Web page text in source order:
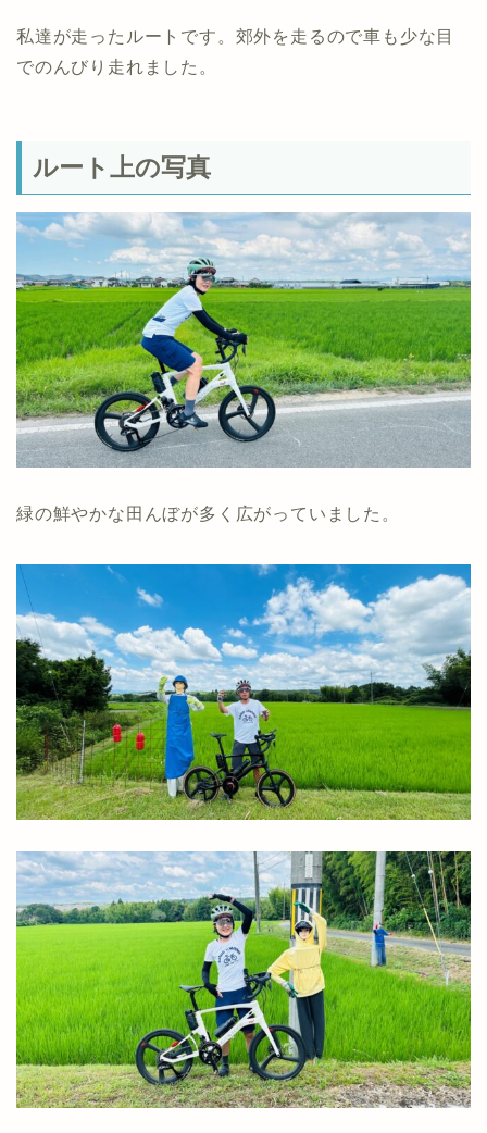
私達が走ったルートです。郊外を走るので車も少な目
でのんびり走れました。
ルート上の写真
緑の鮮やかな田んぼが多く広がっていました。